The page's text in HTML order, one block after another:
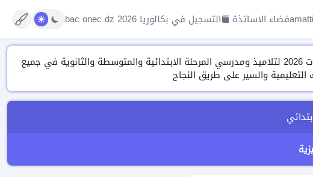
فضاء الاساتذة التسجيل في بكالوريا 2026 bac onec dz
مجموعة متنوعة من الدروس، التمارين ونماذج الفروض والاختبارات وتقييم المكتسبات 2026 لتلاميذ ومدرسي المرحلة الابتدائية والمتوسطة والثانوية في جميع
التعليمية والسير على طريق النجاح